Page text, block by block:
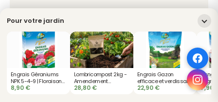
Pour votre jardin
Engrais Géraniums
NPK 5-4-9 | Floraison
éclatante et durable
8,90 €
Lombricompost 2kg -
Amendement
Organique Naturel
28,80 €
Engrais Gazon
efficace et verdissant
| Anti-mousse naturel
22,90 €
Sang
NPK
7,90